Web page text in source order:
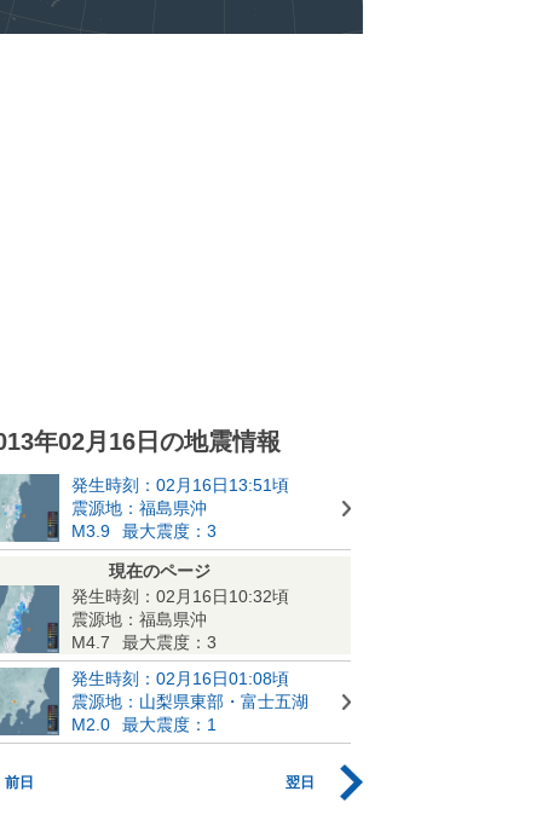
年02月16日の地震情報
発生時刻：02月16日13:51頃
震源地：福島県沖
M3.9
最大震度：3
現在のページ
発生時刻：02月16日10:32頃
震源地：福島県沖
M4.7
最大震度：3
発生時刻：02月16日01:08頃
震源地：山梨県東部・富士五湖
M2.0
最大震度：1
前日 翌日